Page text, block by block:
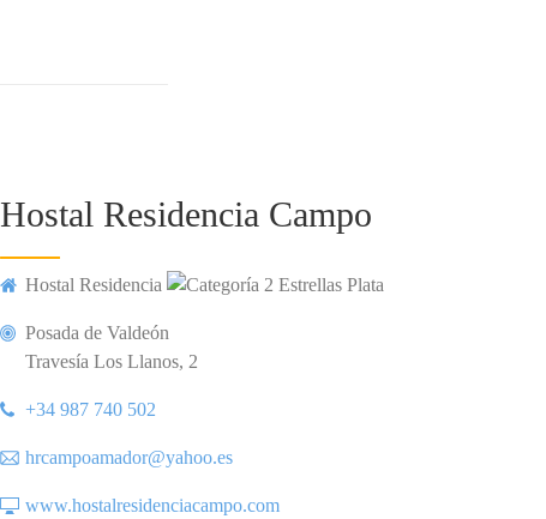
Hostal Residencia Campo
Hostal Residencia
Posada de Valdeón
Travesía Los Llanos, 2
+34 987 740 502
hrcampoamador@yahoo.es
www.hostalresidenciacampo.com